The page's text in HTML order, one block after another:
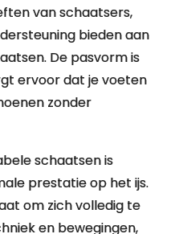
van schaatsers,
bieden aan
De pasvorm is
ervoor dat je voeten
zonder
schaatsen is
prestatie op het ijs.
om zich volledig te
en bewegingen,